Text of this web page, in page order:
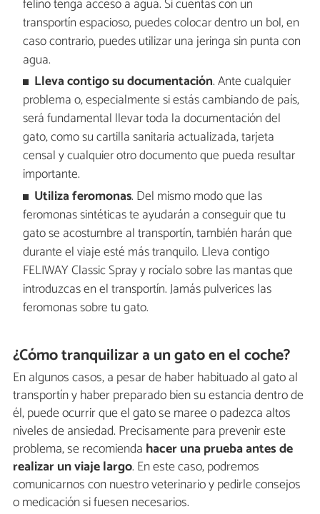
felino tenga acceso a agua. Si cuentas con un
transportín espacioso, puedes colocar dentro un bol, en
caso contrario, puedes utilizar una jeringa sin punta con
agua.
Lleva contigo su documentación. Ante cualquier
problema o, especialmente si estás cambiando de país,
será fundamental llevar toda la documentación del
gato, como su cartilla sanitaria actualizada, tarjeta
censal y cualquier otro documento que pueda resultar
importante.
Utiliza feromonas. Del mismo modo que las
feromonas sintéticas te ayudarán a conseguir que tu
gato se acostumbre al transportín, también harán que
durante el viaje esté más tranquilo. Lleva contigo
FELIWAY Classic Spray y rocíalo sobre las mantas que
introduzcas en el transportín. Jamás pulverices las
feromonas sobre tu gato.
¿Cómo tranquilizar a un gato en el coche?
En algunos casos, a pesar de haber habituado al gato al
transportín y haber preparado bien su estancia dentro de
él, puede ocurrir que el gato se maree o padezca altos
niveles de ansiedad. Precisamente para prevenir este
problema, se recomienda hacer una prueba antes de
realizar un viaje largo. En este caso, podremos
comunicarnos con nuestro veterinario y pedirle consejos
o medicación si fuesen necesarios.